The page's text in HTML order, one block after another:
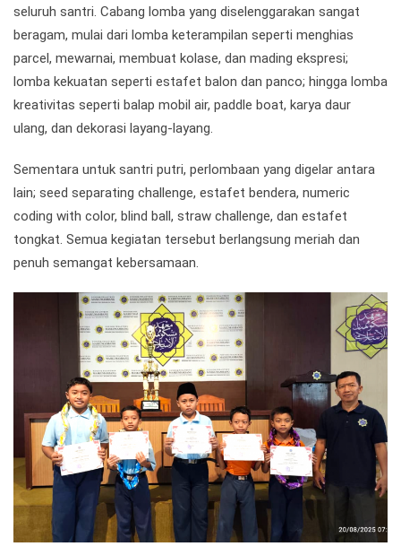
seluruh santri. Cabang lomba yang diselenggarakan sangat
beragam, mulai dari lomba keterampilan seperti menghias
parcel, mewarnai, membuat kolase, dan mading ekspresi;
lomba kekuatan seperti estafet balon dan panco; hingga lomba
kreativitas seperti balap mobil air, paddle boat, karya daur
ulang, dan dekorasi layang-layang.
Sementara untuk santri putri, perlombaan yang digelar antara
lain; seed separating challenge, estafet bendera, numeric
coding with color, blind ball, straw challenge, dan estafet
tongkat. Semua kegiatan tersebut berlangsung meriah dan
penuh semangat kebersamaan.